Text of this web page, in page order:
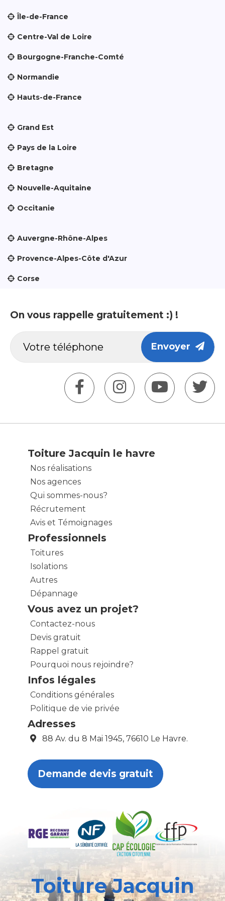
Île-de-France
Centre-Val de Loire
Bourgogne-Franche-Comté
Normandie
Hauts-de-France
Grand Est
Pays de la Loire
Bretagne
Nouvelle-Aquitaine
Occitanie
Auvergne-Rhône-Alpes
Provence-Alpes-Côte d'Azur
Corse
On vous rappelle gratuitement :) !
Envoyer
Toiture Jacquin le havre
Nos réalisations
Nos agences
Qui sommes-nous?
Récrutement
Avis et Témoignages
Professionnels
Toitures
Isolations
Autres
Dépannage
Vous avez un projet?
Contactez-nous
Devis gratuit
Rappel gratuit
Pourquoi nous rejoindre?
Infos légales
Conditions générales
Politique de vie privée
Adresses
88 Av. du 8 Mai 1945, 76610 Le Havre.
Demande devis gratuit
Toiture Jacquin